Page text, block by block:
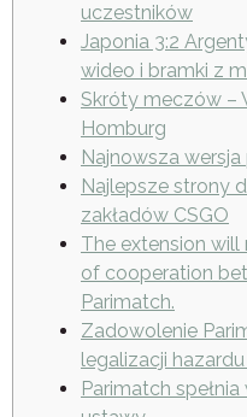
uczestników
Japonia 3:2
wideo i bramki z
Skróty meczów –
Homburg
Najnowsza
Najlepsze strony
zakładów CSGO
The extension
of cooperation
Parimatch.
Zadowolenie
legalizacji
Parimatch